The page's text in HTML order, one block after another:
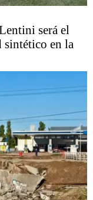
será el
sintético en la